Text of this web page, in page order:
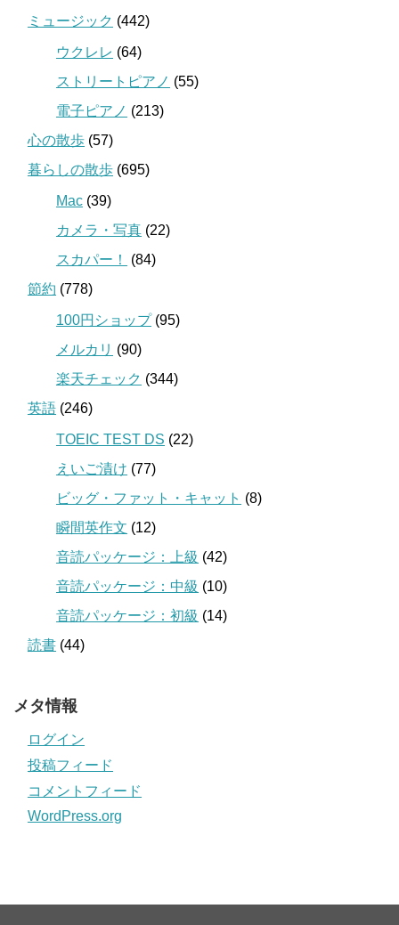
ミュージック (442)
ウクレレ (64)
ストリートピアノ (55)
電子ピアノ (213)
心の散歩 (57)
暮らしの散歩 (695)
Mac (39)
カメラ・写真 (22)
スカパー！
(84)
節約 (778)
100円ショップ(95)
メルカリ (90)
楽天チェック (344)
英語 (246)
TOEIC TEST DS (22)
えいご漬け (77)
ビッグ・ファット・キャット (8)
瞬間英作文 (12)
音読パッケージ：上級 (42)
音読パッケージ：中級 (10)
音読パッケージ：初級 (14)
読書 (44)
メタ情報
ログイン
投稿フィード
コメントフィード
WordPress.org